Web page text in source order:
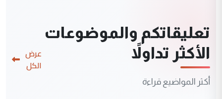
تعليقاتكم والموضوعات
الأكثر تداولاً
أكثر المواضيع قراءة
عرض
الكل